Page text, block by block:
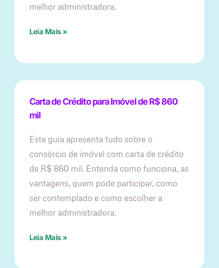
melhor administradora.
Leia Mais »
Carta de Crédito para Imóvel de R$ 860
mil
Este guia apresenta tudo sobre o
consórcio de imóvel com carta de crédito
de R$ 860 mil. Entenda como funciona, as
vantagens, quem pode participar, como
ser contemplado e como escolher a
melhor administradora.
Leia Mais »